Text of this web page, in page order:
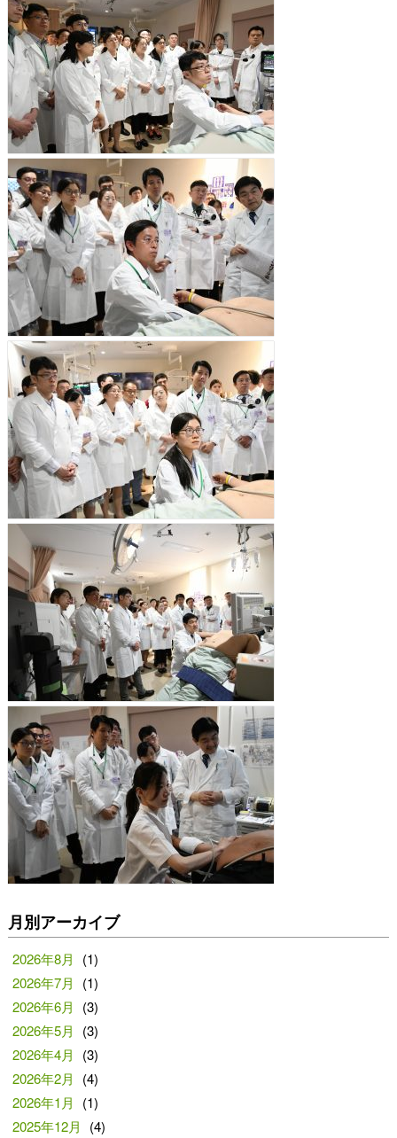
月別アーカイブ
2026年8月
(1)
2026年7月
(1)
2026年6月
(3)
2026年5月
(3)
2026年4月
(3)
2026年2月
(4)
2026年1月
(1)
2025年12月
(4)